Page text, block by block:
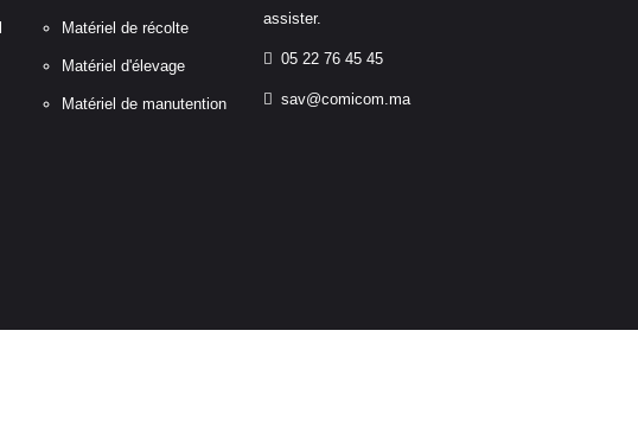
Matériel de récolte
Matériel d'élevage
Matériel de manutention
assister.
05 22 76 45 45
sav@comicom.ma